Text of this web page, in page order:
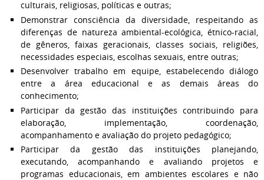
culturais, religiosas, políticas e outras;
Demonstrar consciência da diversidade, respeitando as
diferenças de natureza ambiental-ecológica, étnico-racial,
de gêneros, faixas geracionais, classes sociais, religiões,
necessidades especiais, escolhas sexuais, entre outras;
Desenvolver trabalho em equipe, estabelecendo diálogo
entre a área educacional e as demais áreas do
conhecimento;
Participar da gestão das instituições contribuindo para
elaboração, implementação, coordenação,
acompanhamento e avaliação do projeto pedagógico;
Participar da gestão das instituições planejando,
executando, acompanhando e avaliando projetos e
programas educacionais, em ambientes escolares e não